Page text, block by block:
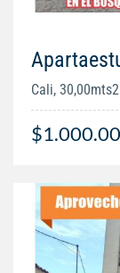
Cali, 30,00mts2